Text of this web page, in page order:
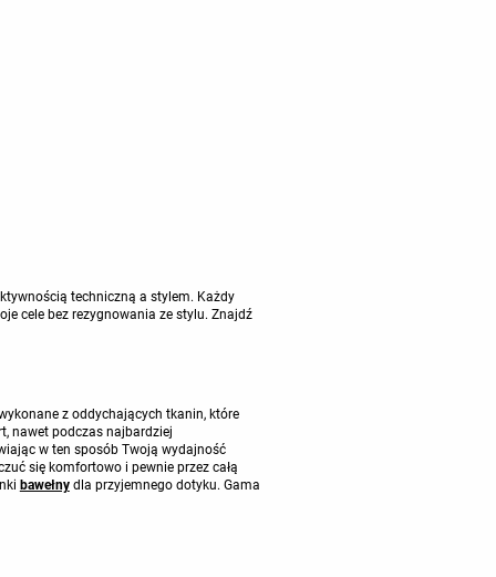
techniczną a stylem. Każdy
cele bez rezygnowania ze stylu. Znajdź
z oddychających tkanin, które
nawet podczas najbardziej
w ten sposób Twoją wydajność
się komfortowo i pewnie przez całą
bawełnydla przyjemnego dotyku. Gama